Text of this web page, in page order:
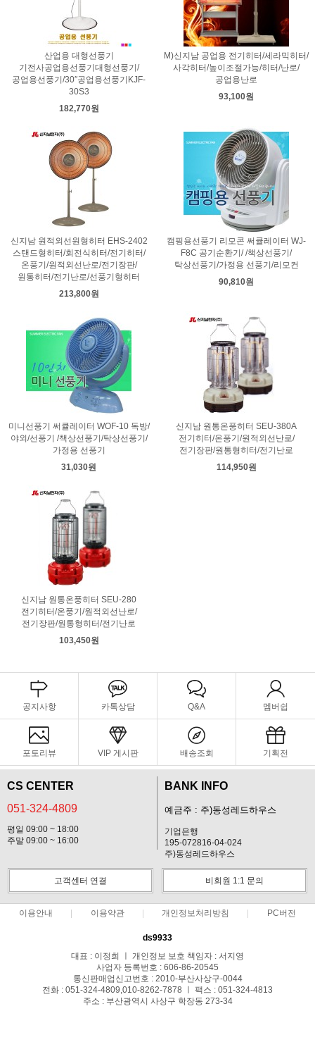
산업용 대형선풍기
기전사공업용선풍기대형선풍기/
공업용선풍기/30″공업용선풍기KJF-
30S3
182,770원
M)신지남 공업용 전기히터/세라믹히터/
사각히터/높이조절가능/히터/난로/
공업용난로
93,100원
신지남 원적외선원형히터 EHS-2402
스탠드형히터/회전식히터/전기히터/
온풍기/원적외선난로/전기장판/
원통히터/전기난로/선풍기형히터
213,800원
캠핑용선풍기 리모콘 써큘레이터 WJ-
F8C 공기순환기/ /책상선풍기/
탁상선풍기/가정용 선풍기/리모컨
90,810원
미니선풍기 써큘레이터 WOF-10 독방/
야외/선풍기 /책상선풍기/탁상선풍기/
가정용 선풍기
31,030원
신지남 원통온풍히터 SEU-380A
전기히터/온풍기/원적외선난로/
전기장판/원통형히터/전기난로
114,950원
신지남 원통온풍히터 SEU-280
전기히터/온풍기/원적외선난로/
전기장판/원통형히터/전기난로
103,450원
공지사항 카톡상담 Q&A 멤버쉽
포토리뷰 VIP 게시판 배송조회 기획전
CS CENTER
051-324-4809
평일 09:00 ~ 18:00
주말 09:00 ~ 16:00
BANK INFO
예금주 : 주)동성레드하우스
기업은행
195-072816-04-024
주)동성레드하우스
고객센터 연결 비회원 1:1 문의
이용안내 이용약관 개인정보처리방침 PC버전
ds9933
대표 : 이정희 ㅣ 개인정보 보호 책임자 : 서지영
사업자 등록번호 : 606-86-20545
통신판매업신고번호 : 2010-부산사상구-0044
전화 : 051-324-4809,010-8262-7878 ㅣ 팩스 : 051-324-4813
주소 : 부산광역시 사상구 학장동 273-34